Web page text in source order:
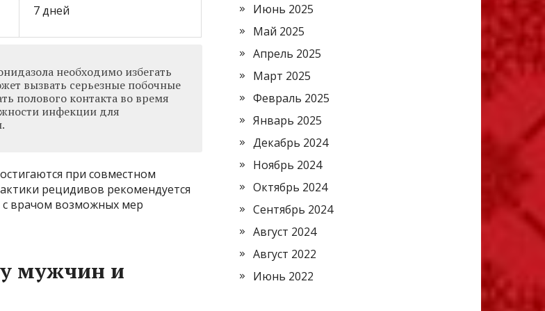
7 дней
необходимо избегать
вызвать серьезные побочные
полового контакта во время
инфекции для
при совместном
рецидивов рекомендуется
с врачом возможных мер
мужчин и
Июнь 2025
Май 2025
Апрель 2025
Март 2025
Февраль 2025
Январь 2025
Декабрь 2024
Ноябрь 2024
Октябрь 2024
Сентябрь 2024
Август 2024
Август 2022
Июнь 2022